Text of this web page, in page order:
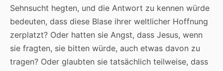
Sehnsucht hegten, und die Antwort zu kennen würde
bedeuten, dass diese Blase ihrer weltlicher Hoffnung
zerplatzt? Oder hatten sie Angst, dass Jesus, wenn
sie fragten, sie bitten würde, auch etwas davon zu
tragen? Oder glaubten sie tatsächlich teilweise, dass